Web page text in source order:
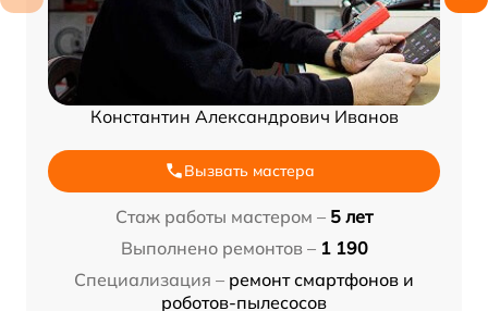
Константин Александрович Иванов
Вызвать мастера
Стаж работы мастером – 5 лет
Выполнено ремонтов – 1 190
Специализация – ремонт смартфонов и
роботов-пылесосов